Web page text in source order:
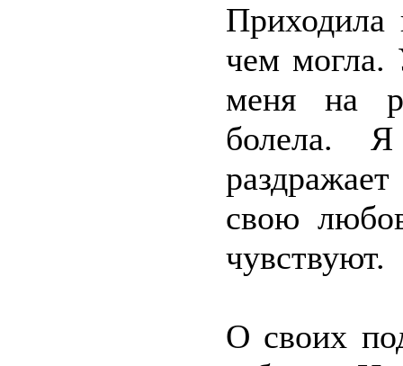
чем могла.
меня на
болела.
свою
чувствуют.
О своих